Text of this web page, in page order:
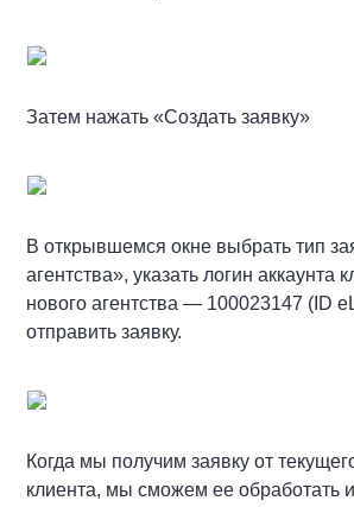
Затем нажать «Создать заявку»
В открывшемся окне выбрать тип
агентства», указать логин аккаунта
нового агентства — 100023147 (ID
отправить заявку.
Когда мы получим заявку от
клиента, мы сможем ее обработать